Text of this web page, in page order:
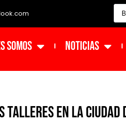
Somos NOTICIAS
TALLERES EN LA CIUDAD